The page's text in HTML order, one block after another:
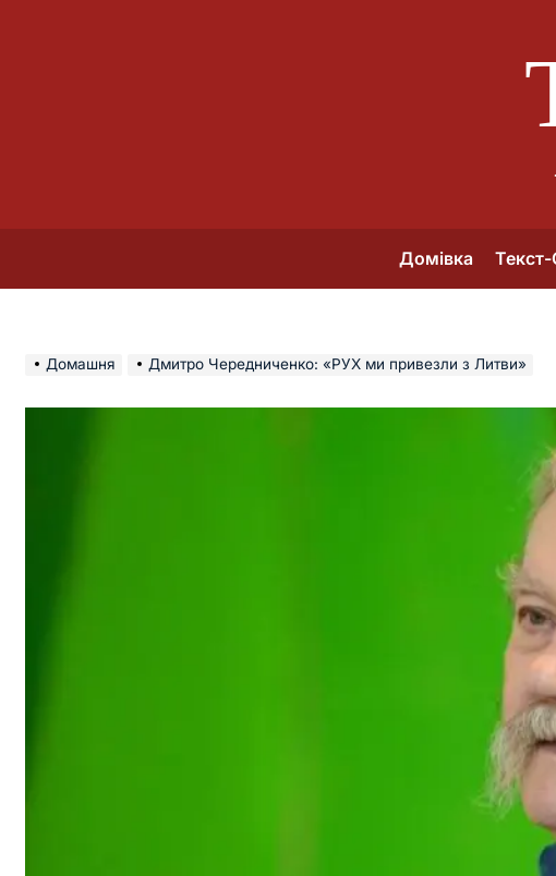
Домівка
Домашня Дмитро Чередниченко: «РУХ ми привезли з Литви»